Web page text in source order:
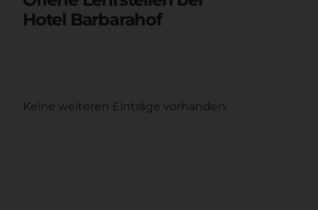
Hotel Barbarahof
Keine weiteren Einträge vorhanden.